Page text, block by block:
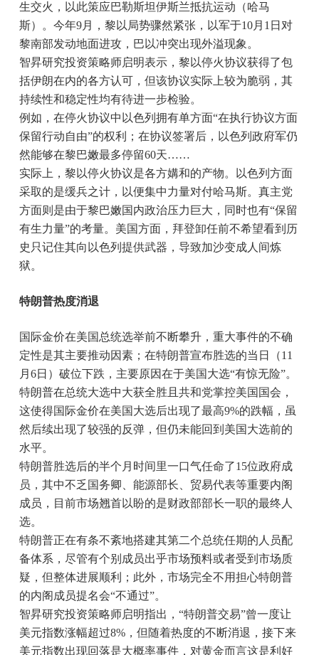
生交火，以此策应巴勒斯坦伊斯兰抵抗运动（哈马
斯）。今年9月，黎以局势骤然紧张，以军于10月1日对
黎南部发动地面进攻，巴以冲突出现外溢现象。
智昇研究投资策略师启明表示，黎以停火协议获得了包
括伊朗在内的各方认可，但该协议实际上较为脆弱，其
持续性和稳定性均有待进一步检验。
例如，在停火协议中以色列拥有单方面“在执行协议方面
保留行动自由”的权利；在协议签署后，以色列政府军仍
然能够在黎巴嫩最多停留60天……
实际上，黎以停火协议是各方媾和的产物。以色列方面
采取的是缓兵之计，以便集中力量对付哈马斯。真主党
方面则是由于黎巴嫩国内政治压力巨大，同时也有“保留
有生力量”的考量。美国方面，拜登卸任前不希望看到历
史只记住其向以色列提供武器，导致加沙变成人间炼
狱。
特朗普热度消退
国际金价在美国总统选举前不断攀升，重大事件的不确
定性是其主要推动因素；在特朗普宣布胜选的当日（11
月6日）破位下跌，主要原因在于美国大选“有惊无险”。
特朗普在总统大选中大获全胜且共和党掌控美国国会，
这使得国际金价在美国大选后出现了最高9%的跌幅，虽
然后续出现了较强的反弹，但仍未能回到美国大选前的
水平。
特朗普胜选后的半个月时间里一口气任命了15位政府成
员，其中不乏国务卿、能源部长、贸易代表等重要内阁
成员，目前市场翘首以盼的是财政部部长一职的最终人
选。
特朗普正在有条不紊地搭建其第二个总统任期的人员配
备体系，尽管有个别成员出乎市场预料或者受到市场质
疑，但整体进展顺利；此外，市场完全不用担心特朗普
的内阁成员提名会“不通过”。
智昇研究投资策略师启明指出，“特朗普交易”曾一度让
美元指数涨幅超过8%，但随着热度的不断消退，接下来
美元指数出现回落是大概率事件，对黄金而言这是利好